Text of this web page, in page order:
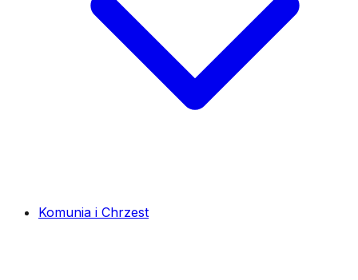
Komunia i Chrzest